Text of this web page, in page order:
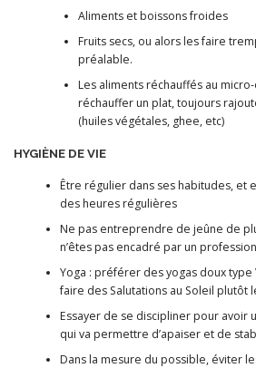
Aliments et boissons froides
Fruits secs, ou alors les faire
préalable.
Les aliments réchauffés au
réchauffer un plat, toujours
(huiles végétales, ghee, etc)
HYGIÈNE DE VIE
Être régulier dans ses habitudes, et
des heures régulières
Ne pas entreprendre de jeûne de
n’êtes pas encadré par un
Yoga : préférer des yogas doux type
faire des Salutations au Soleil plutôt
Essayer de se discipliner pour avoir
qui va permettre d’apaiser et de
Dans la mesure du possible, éviter